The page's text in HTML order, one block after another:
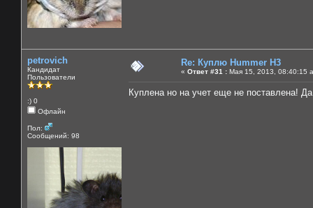
petrovich
Кандидат
Пользователи
:) 0
Офлайн
Пол:
Сообщений: 98
Re: Куплю Hummer H3
« Ответ #31 : Мая 15, 2013, 08:40:15
Куплена но на учет еще не поставлена!